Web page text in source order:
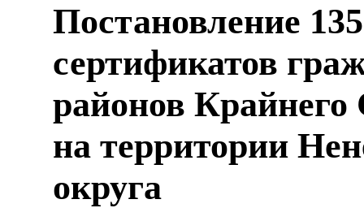
Постановление
сертификатов
районов
на территории
округа